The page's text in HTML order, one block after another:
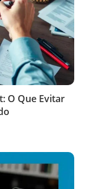
O Que Evitar